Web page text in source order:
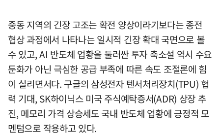
중동 지역의 긴장 고조는 확전 양상이라기보다는 종전
협상 과정에서 나타나는 일시적 긴장 확대 국면으로 볼
수 있고, AI 반도체 업황을 둘러싼 투자 축소설 역시 수요
둔화가 아닌 극심한 공급 부족에 따른 속도 조절론에 힘
이 실리면서다. 구글의 삼성전자 텐서처리장치(TPU) 협
력 기대, SK하이닉스 미국 주식예탁증서(ADR) 상장 추
진, 메모리 가격 상승세도 국내 반도체 업황에 긍정적 모
멘텀으로 작용하고 있다.